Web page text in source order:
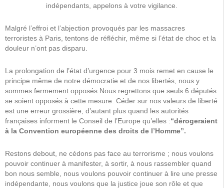
indépendants, appelons à votre vigilance.
Malgré l’effroi et l’abjection provoqués par les massacres
terroristes à Paris, tentons de réfléchir, même si l’état de choc et la
douleur n’ont pas disparu.
La prolongation de l’état d’urgence pour 3 mois remet en cause le
principe même de notre démocratie et de nos libertés, nous y
sommes fermement opposés.Nous regrettons que seuls 6 députés
se soient opposés à cette mesure. Céder sur nos valeurs de liberté
est une erreur grossière, d’autant plus quand les autorités
françaises informent le Conseil de l’Europe qu’elles :“dérogeraient
à la Convention européenne des droits de l’Homme”.
Restons debout, ne cédons pas face au terrorisme ; nous voulons
pouvoir continuer à manifester, à sortir, à nous rassembler quand
bon nous semble, nous voulons pouvoir continuer à lire une presse
indépendante, nous voulons que la justice joue son rôle et que